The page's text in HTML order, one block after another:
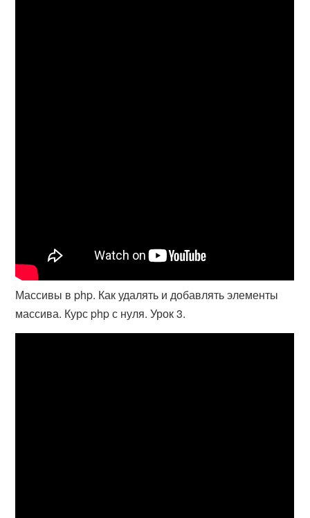
Массивы в php. Как удалять и добавлять элементы
массива. Курс php с нуля. Урок 3.